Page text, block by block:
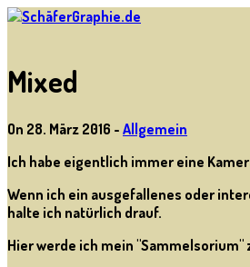
Mixed
On 28. März 2016 - Allgemein
Ich habe eigentlich immer eine
Wenn ich ein ausgefallenes oder
halte ich natürlich drauf.
Hier werde ich mein